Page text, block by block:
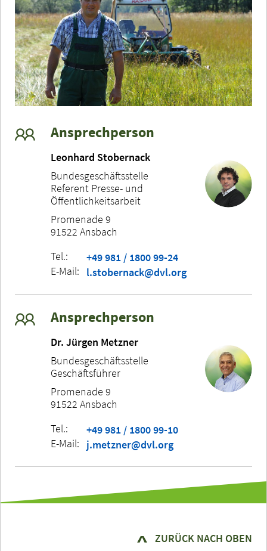
Ansprechperson
Leonhard Stobernack
Bundesgeschäftsstelle
Referent Presse- und
Öffentlichkeitsarbeit
Promenade 9
91522 Ansbach
Tel.:
+49 981 / 1800 99-24
E-Mail:
l.stobernack@dvl.org
Ansprechperson
Dr. Jürgen Metzner
Bundesgeschäftsstelle
Geschäftsführer
Promenade 9
91522 Ansbach
Tel.:
+49 981 / 1800 99-10
E-Mail:
j.metzner@dvl.org
ZURÜCK NACH OBEN